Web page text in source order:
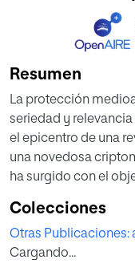
Resumen
La protección
seriedad y relevancia
el epicentro de una
una novedosa
ha surgido con el
fenómeno de gran
fenómeno financiero
desafíos jurídicos
Colecciones
Otras Publicaciones:
Cargando...